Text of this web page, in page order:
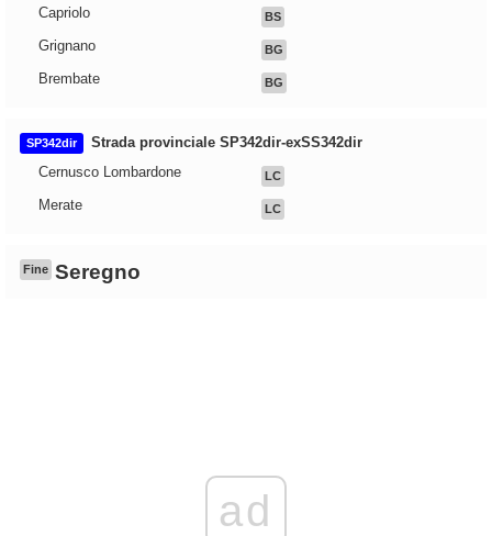
Capriolo BS
Grignano BG
Brembate BG
SP342dir
Strada provinciale SP342dir-exSS342dir
Cernusco Lombardone
LC
Merate LC
Fine Seregno
ad